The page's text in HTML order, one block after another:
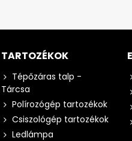
TARTOZÉKOK
Tépőzáras talp -
Tárcsa
Polírozógép tartozékok
Csiszológép tartozékok
Ledlámpa